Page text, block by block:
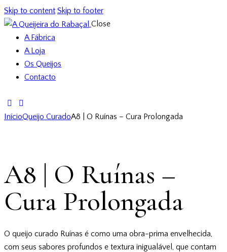
Skip to content Skip to footer
Close
A Fábrica
A Loja
Os Queijos
Contacto
InícioQueijo CuradoA8 | O Ruínas – Cura Prolongada
A8 | O Ruínas –
Cura Prolongada
O queijo curado Ruínas é como uma obra-prima envelhecida,
com seus sabores profundos e textura inigualável, que contam